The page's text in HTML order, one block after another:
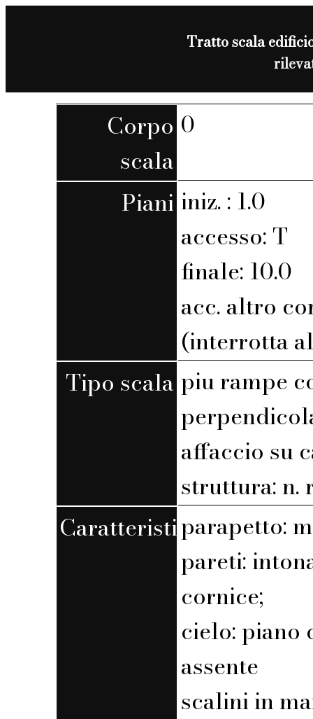
Tratto scala
Corpo
scala
0
Piani iniz. : 1.0
accesso: T
finale: 10.0
acc. altro
(interrotta
Tipo scala piu rampe
affaccio su
struttura: n.
Caratteristicheparapetto:
pareti:
cornice;
cielo: piano
assente
scalini in